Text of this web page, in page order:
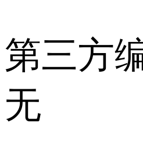
第三方
无